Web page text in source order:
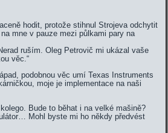
hodit, protože stihnul Strojeva odchytit
mne v pauze mezi půlkami pary na
ruším. Oleg Petrovič mi ukázal vaše
věc.“
podobnou věc umí Texas Instruments
moje je implementace na naši
Bude to běhat i na velké mašině?
Mohl byste mi ho někdy předvést